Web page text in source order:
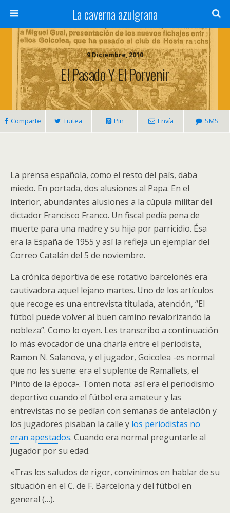
La caverna azulgrana
9 Diciembre, 2010
El Pasado Y El Porvenir
Comparte Tuitea Pin Envía SMS
La prensa española, como el resto del país, daba
miedo. En portada, dos alusiones al Papa. En el
interior, abundantes alusiones a la cúpula militar del
dictador Francisco Franco. Un fiscal pedía pena de
muerte para una madre y su hija por parricidio. Ésa
era la España de 1955 y así la refleja un ejemplar del
Correo Catalán del 5 de noviembre.
La crónica deportiva de ese rotativo barcelonés era
cautivadora aquel lejano martes. Uno de los artículos
que recoge es una entrevista titulada, atención, “El
fútbol puede volver al buen camino revalorizando la
nobleza”. Como lo oyen. Les transcribo a continuación
lo más evocador de una charla entre el periodista,
Ramon N. Salanova, y el jugador, Goicolea -es normal
que no les suene: era el suplente de Ramallets, el
Pinto de la época-. Tomen nota: así era el periodismo
deportivo cuando el fútbol era amateur y las
entrevistas no se pedían con semanas de antelación y
los jugadores pisaban la calle y los periodistas no
eran apestados. Cuando era normal preguntarle al
jugador por su edad.
«Tras los saludos de rigor, convinimos en hablar de su
situación en el C. de F. Barcelona y del fútbol en
general (…).